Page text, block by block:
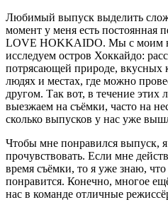
Любимый выпуск выделить
момент у меня есть постоянная
LOVE HOKKAIDO. Мы с моим
исследуем остров Хоккайдо:
потрясающей природе, вкусных
людях и местах, где можно
другом. Так вот, в течение
выезжаем на съёмки, часто на
сколько выпусков у нас уже
Чтобы мне понравился выпуск,
прочувствовать. Если мне
время съёмки, то я уже знаю,
понравится. Конечно, многое
нас в команде отличные